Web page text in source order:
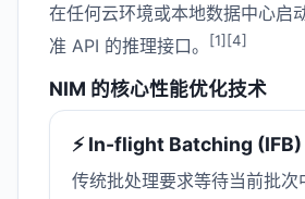
在任何云环境或本地数据中心启
准 API 的推理接口。
[1][4]
NIM 的核心性能优化技术
⚡ In-flight Batching (IFB)
传统批处理要求等待当前批次